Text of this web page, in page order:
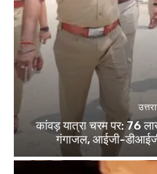
कांवड़ यात्रा चरम पर: 76
गंगाजल, आईजी-डीआईजी